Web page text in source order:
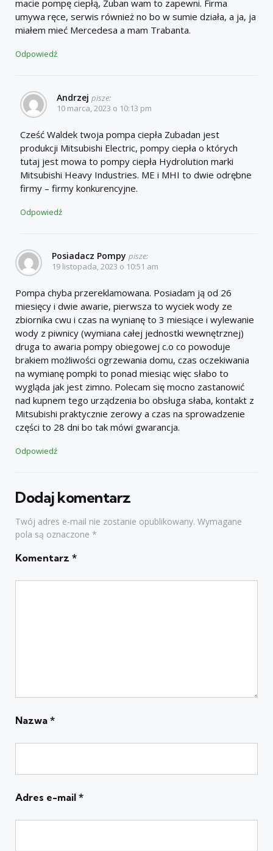
macie pompę ciepłą, Zuban wam to zapewni. Firma
umywa ręce, serwis również no bo w sumie działa, a ja, ja
miałem mieć Mercedesa a mam Trabanta.
Odpowiedź
Andrzej pisze:
10 marca, 2023 o 10:13 pm
Cześć Waldek twoja pompa ciepła Zubadan jest
produkcji Mitsubishi Electric, pompy ciepła o których
tutaj jest mowa to pompy ciepła Hydrolution marki
Mitsubishi Heavy Industries. ME i MHI to dwie odrębne
firmy – firmy konkurencyjne.
Odpowiedź
Posiadacz Pompy pisze:
19 listopada, 2023 o 10:51 am
Pompa chyba przereklamowana. Posiadam ją od 26
miesięcy i dwie awarie, pierwsza to wyciek wody ze
zbiornika cwu i czas na wynianę to 3 miesiące i wylewanie
wody z piwnicy (wymiana całej jednostki wewnętrznej)
druga to awaria pompy obiegowej c.o co powoduje
brakiem możliwości ogrzewania domu, czas oczekiwania
na wymianę pompki to ponad miesiąc więc słabo to
wygląda jak jest zimno. Polecam się mocno zastanowić
nad kupnem tego urządzenia bo obsługa słaba, kontakt z
Mitsubishi praktycznie zerowy a czas na sprowadzenie
części to 28 dni bo tak mówi gwarancja.
Odpowiedź
Dodaj komentarz
Twój adres e-mail nie zostanie opublikowany. Wymagane
pola są oznaczone *
Komentarz *
Nazwa *
Adres e-mail *